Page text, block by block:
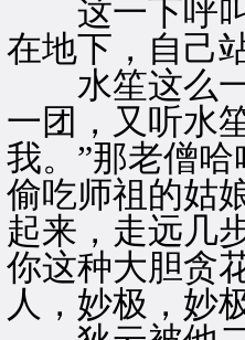
这一下呼叫
在地下，自己
水笙这么一
一团，又听水
我。”那老僧
偷吃师祖的姑
起来，走远几
你这种大胆贪
人，妙极，妙